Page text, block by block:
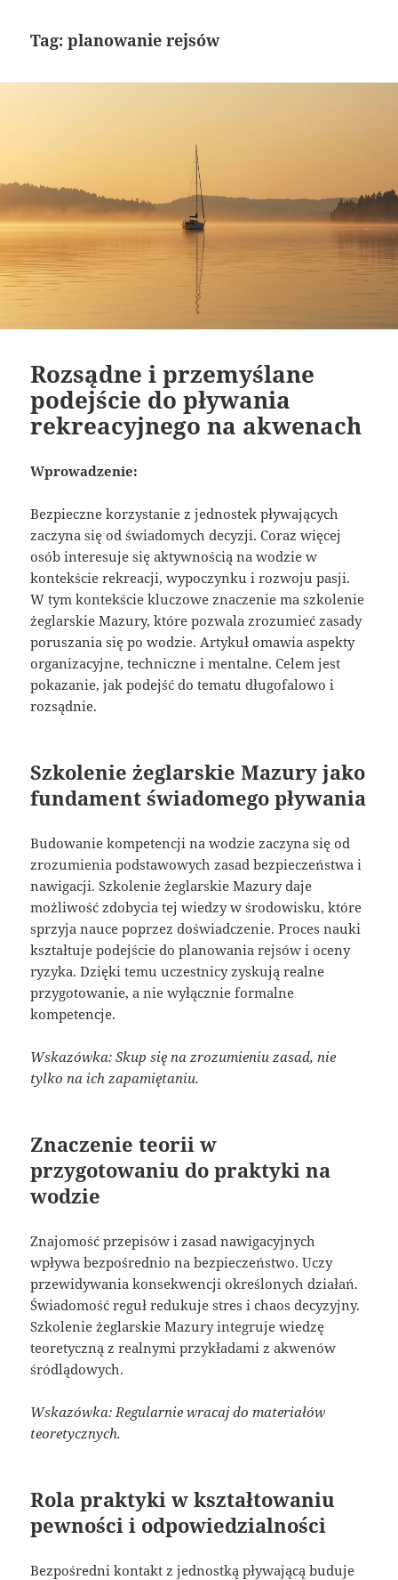
Tag:planowanie rejsów
Rozsądne i przemyślane
podejście do pływania
rekreacyjnego na akwenach
Wprowadzenie:
Bezpieczne korzystanie z jednostek pływających
zaczyna się od świadomych decyzji. Coraz więcej
osób interesuje się aktywnością na wodzie w
kontekście rekreacji, wypoczynku i rozwoju pasji.
W tym kontekście kluczowe znaczenie ma szkolenie
żeglarskie Mazury, które pozwala zrozumieć zasady
poruszania się po wodzie. Artykuł omawia aspekty
organizacyjne, techniczne i mentalne. Celem jest
pokazanie, jak podejść do tematu długofalowo i
rozsądnie.
Szkolenie żeglarskie Mazury jako
fundament świadomego pływania
Budowanie kompetencji na wodzie zaczyna się od
zrozumienia podstawowych zasad bezpieczeństwa i
nawigacji. Szkolenie żeglarskie Mazury daje
możliwość zdobycia tej wiedzy w środowisku, które
sprzyja nauce poprzez doświadczenie. Proces nauki
kształtuje podejście do planowania rejsów i oceny
ryzyka. Dzięki temu uczestnicy zyskują realne
przygotowanie, a nie wyłącznie formalne
kompetencje.
Wskazówka: Skup się na zrozumieniu zasad, nie
tylko na ich zapamiętaniu.
Znaczenie teorii w
przygotowaniu do praktyki na
wodzie
Znajomość przepisów i zasad nawigacyjnych
wpływa bezpośrednio na bezpieczeństwo. Uczy
przewidywania konsekwencji określonych działań.
Świadomość reguł redukuje stres i chaos decyzyjny.
Szkolenie żeglarskie Mazury integruje wiedzę
teoretyczną z realnymi przykładami z akwenów
śródlądowych.
Wskazówka: Regularnie wracaj do materiałów
teoretycznych.
Rola praktyki w kształtowaniu
pewności i odpowiedzialności
Bezpośredni kontakt z jednostką pływającą buduje